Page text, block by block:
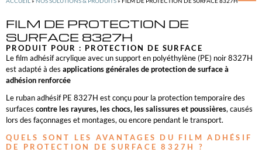
FILM DE PROTECTION DE
SURFACE 8327H
PRODUIT POUR : PROTECTION DE SURFACE
Le film adhésif acrylique avec un support en polyéthylène (PE) noir 8327H
est adapté à des applications générales de protection de surface à
adhésion renforcée
Le ruban adhésif PE 8327H est conçu pour la protection temporaire des
surfaces contre les rayures, les chocs, les salissures et poussières, causés
lors des façonnages et montages, ou encore pendant le transport.
QUELS SONT LES AVANTAGES DU FILM ADHÉSIF
DE PROTECTION DE SURFACE 8327H ?